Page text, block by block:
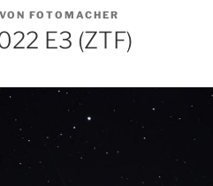
VON FOTOMACHER
E3 (ZTF)